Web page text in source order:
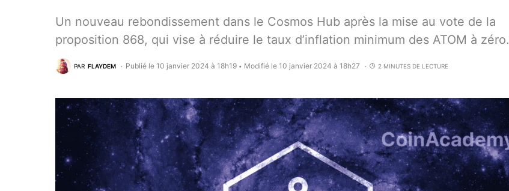
Un nouveau rebondissement dans le Cosmos Hub après la mise au vote de la
proposition 868, qui vise à réduire le taux d’inflation minimum des ATOM à zéro.
PAR FLAYDEM Publié le 10 janvier 2024 à 18h19 • Modifié le 10 janvier 2024 à 18h27 2 MINUTES DE LECTURE